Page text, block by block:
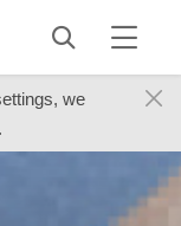
we
.